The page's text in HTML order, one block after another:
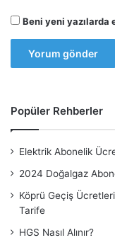
Beni yeni
Popüler Rehberler
Elektrik Abonelik
2024 Doğalgaz
Köprü Geçiş
Tarife
HGS Nasıl Alınır?